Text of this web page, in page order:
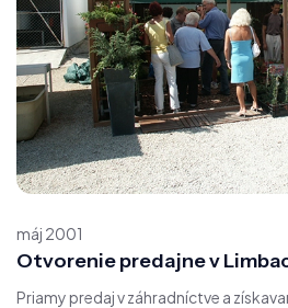
máj 2001
Otvorenie predajne v
Priamy predaj v záhradníctve a